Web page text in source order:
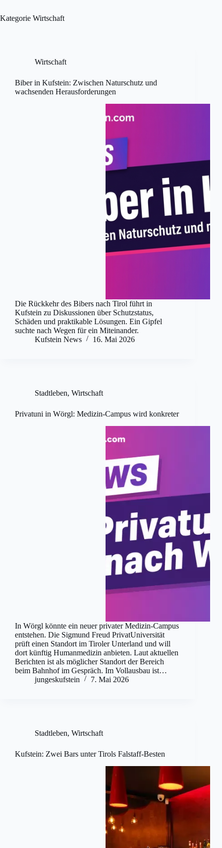
content
Kategorie Wirtschaft
Wirtschaft
Biber in Kufstein: Zwischen Naturschutz und
wachsenden Herausforderungen
Die Rückkehr des Bibers nach Tirol führt in
Kufstein zu Diskussionen über Schutzstatus,
Schäden und praktikable Lösungen. Ein Gipfel
suchte nach Wegen für ein Miteinander.
Kufstein News
16. Mai 2026
Stadtleben, Wirtschaft
Privatuni in Wörgl: Medizin-Campus wird konkreter
In Wörgl könnte ein neuer privater Medizin-Campus
entstehen. Die Sigmund Freud PrivatUniversität
prüft einen Standort im Tiroler Unterland und will
dort künftig Humanmedizin anbieten. Laut aktuellen
Berichten ist als möglicher Standort der Bereich
beim Bahnhof im Gespräch. Im Vollausbau ist…
jungeskufstein
7. Mai 2026
Stadtleben, Wirtschaft
Kufstein: Zwei Bars unter Tirols Falstaff-Besten